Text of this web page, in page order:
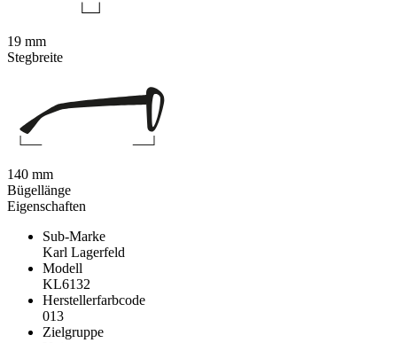
Eigenschaften
Sub-Marke
Karl Lagerfeld
Modell
KL6132
Herstellerfarbcode
013
Zielgruppe
19 mm
Stegbreite
140 mm
Bügellänge